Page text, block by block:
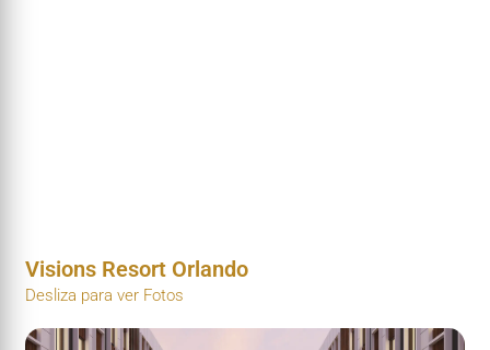
Visions Resort Orlando
Desliza para ver Fotos